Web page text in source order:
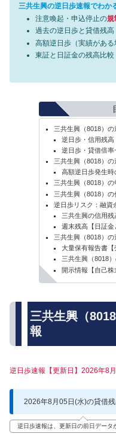
三共生興の逆日歩速報でわか
注意喚起・申込停止の規
過去の逆日歩と貸借残高
高額逆日歩（実績がある
東証と日証金の残高比較
三共生興（8018）
逆日歩・信用残高
逆日歩・貸借倍率
三共生興（8018）
高額逆日歩発生時
三共生興（8018）
三共生興（8018）の
逆日歩リスク：融資
三共生興の信用残
週末残高【日証
三共生興（8018）
大量保有報告書【
三共生興（8018
開示情報【自己株
三共生興（
報
逆日歩速報【更新日】2026年8
2026年8月05日(水)の貸借残
逆日歩速報は、更新日の前日データ